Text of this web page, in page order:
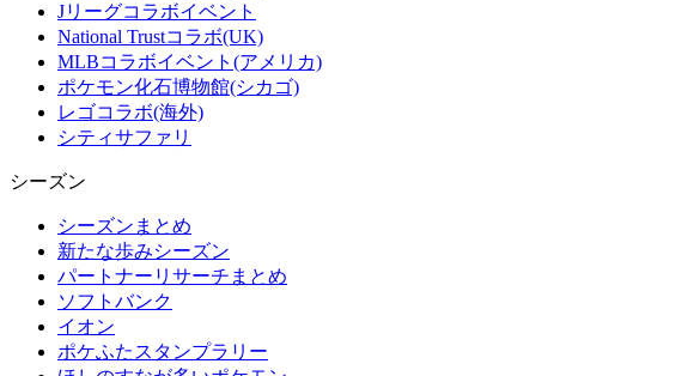
Jリーグコラボイベント
National Trustコラボ(UK)
MLBコラボイベント(アメリカ)
ポケモン化石博物館(シカゴ)
レゴコラボ(海外)
シティサファリ
シーズン
シーズンまとめ
新たな歩みシーズン
パートナーリサーチまとめ
ソフトバンク
イオン
ポケふたスタンプラリー